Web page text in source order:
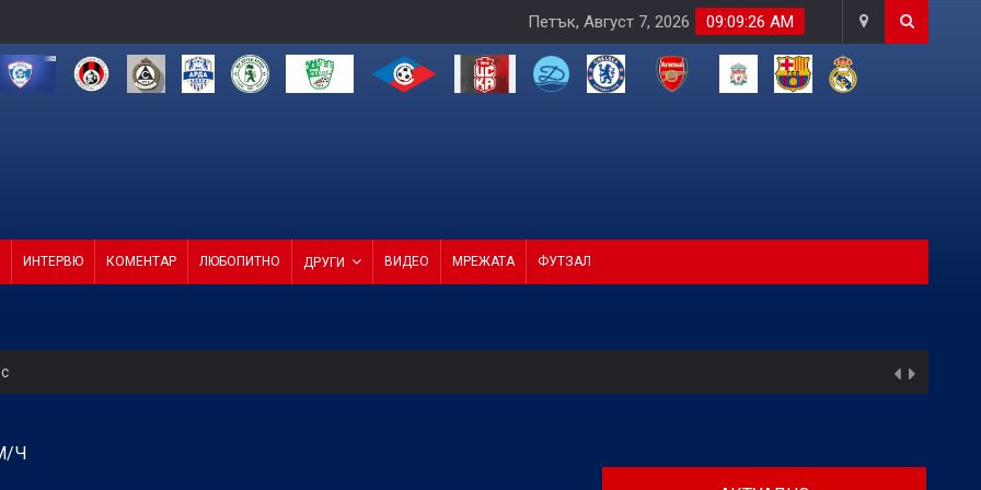
09:09:28 AM
Петък, Август 7, 2026
ИНТЕРВЮ КОМЕНТАР ЛЮБОПИТНО ДРУГИ ВИДЕО МРЕЖАТА ФУТЗАЛ
една крачка!
Ч